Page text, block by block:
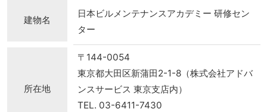
建物名
日本ビルメンテナンスアカデミー 研修セン
ター
所在地
〒144-0054
東京都大田区新蒲田2-1-8（株式会社アドバ
ンスサービス 東京支店内）
TEL. 03-6411-7430